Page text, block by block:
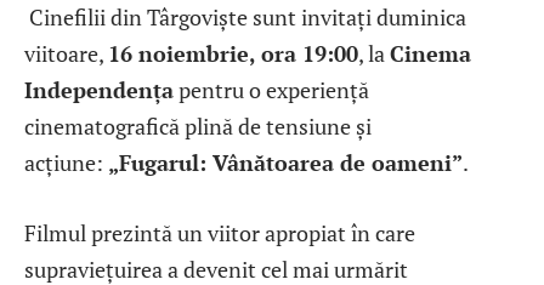
Cinefilii din Târgoviște sunt invitați duminica
viitoare, 16 noiembrie, ora 19:00, laCinema
Independențapentru o experiență
cinematografică plină de tensiune și
acțiune: „Fugarul: Vânătoarea de oameni”.
Filmul prezintă un viitor apropiat în care
supraviețuirea a devenit cel mai urmărit